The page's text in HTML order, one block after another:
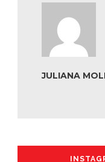
JULIANA